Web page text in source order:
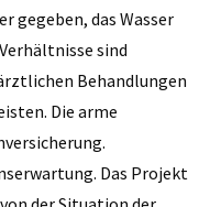
gegeben, das Wasser
sind
Behandlungen
Die arme
Das Projekt